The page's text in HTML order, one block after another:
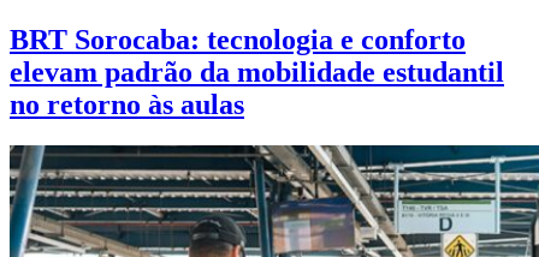
BRT Sorocaba: tecnologia e conforto
elevam padrão da mobilidade estudantil
no retorno às aulas